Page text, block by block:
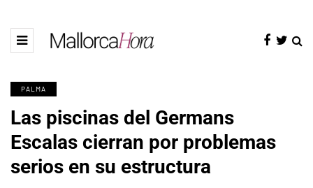
PALMA
Las piscinas del Germans
Escalas cierran por problemas
serios en su estructura